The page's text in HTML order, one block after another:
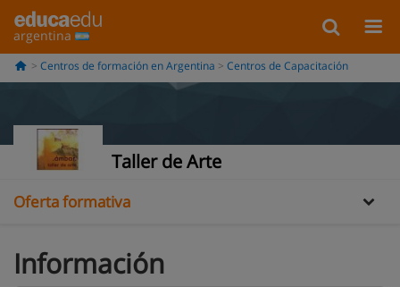
argentina
Centros de formación en Argentina Centros de Capacitación
Taller de Arte
Información
Opiniones
Oferta formativa
Información